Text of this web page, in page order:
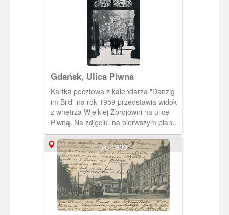
Gdańsk, Ulica Piwna
Kartka pocztowa z kalendarza "Danzig
im Bild" na rok 1959 przedstawia widok
z wnętrza Wielkiej Zbrojowni na ulicę
Piwną. Na zdjęciu, na pierwszym planie
widzimy sylwetki trzech młodych kobiet
idących w stronę fotografującego.
Kobiety ubrane są zgodnie z
obowiązującą w latach 40-tych XX w.
modą.
ok. 1900